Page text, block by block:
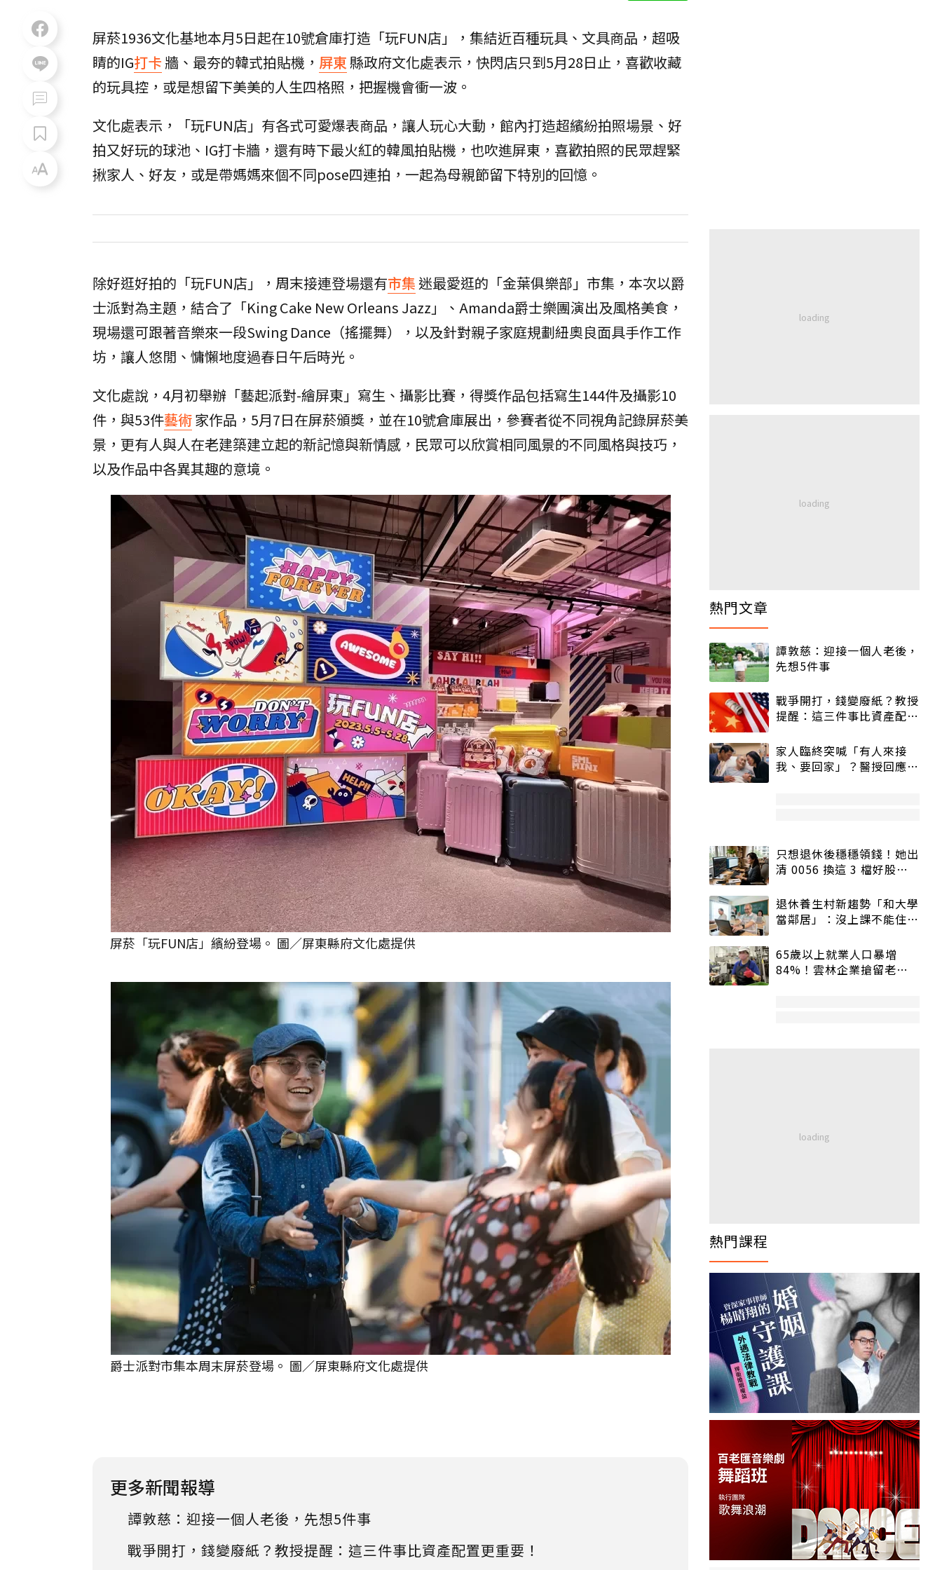
屏菸1936文化基地本月5日起在10號倉庫打造「玩FUN店」，集結近百種玩具、文具商品，超吸
睛的IG打卡牆、最夯的韓式拍貼機， 屏東縣政府文化處表示，快閃店只到5月28日止，喜歡收藏
的玩具控，或是想留下美美的人生四格照，把握機會衝一波。
文化處表示，「玩FUN店」有各式可愛爆表商品，讓人玩心大動，館內打造超繽紛拍照場景、好
拍又好玩的球池、IG打卡牆，還有時下最火紅的韓風拍貼機，也吹進屏東，喜歡拍照的民眾趕緊
揪家人、好友，或是帶媽媽來個不同pose四連拍，一起為母親節留下特別的回憶。
除好逛好拍的「玩FUN店」，周末接連登場還有市集 迷最愛逛的「金葉俱樂部」市集，本次以爵
士派對為主題，結合了「King Cake New Orleans Jazz」、Amanda爵士樂團演出及風格美食，
現場還可跟著音樂來一段Swing Dance（搖擺舞），以及針對親子家庭規劃紐奧良面具手作工作
坊，讓人悠閒、慵懶地度過春日午后時光。
文化處說，4月初舉辦「藝起派對-繪屏東」寫生、攝影比賽，得獎作品包括寫生144件及攝影10
件，與53件藝術家作品，5月7日在屏菸頒獎，並在10號倉庫展出，參賽者從不同視角記錄屏菸美
景，更有人與人在老建築建立起的新記憶與新情感，民眾可以欣賞相同風景的不同風格與技巧，
以及作品中各異其趣的意境。
屏菸「玩FUN店」繽紛登場。 圖／屏東縣府文化處提供
爵士派對市集本周末屏菸登場。 圖／屏東縣府文化處提供
更多新聞報導
譚敦慈：迎接一個人老後，先想5件事
戰爭開打，錢變廢紙？教授提醒：這三件事比資產配置更重要！
熱門文章
譚敦慈：迎接一個人老後，
先想5件事
戰爭開打，錢變廢紙？教授
提醒：這三件事比資產配置
家人臨終突喊「有人來接
我、要回家」？醫授回應方
只想退休後穩穩領錢！她出
清 0056 換這 3 檔好股：
退休養生村新趨勢「和大學
當鄰居」：沒上課不能住、
65歲以上就業人口暴增
84%！雲林企業搶留老員
熱門課程